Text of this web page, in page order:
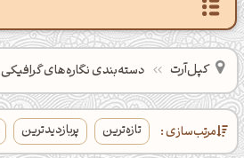
کپل‌آرت دسته‌بندی‌ نگاره‌های گرافیکی
مرتب‌سازی : تازه‌ترین پربازدیدترین